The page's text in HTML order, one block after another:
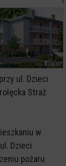
ul. Dzieci
Straż
w
Dzieci
pożaru